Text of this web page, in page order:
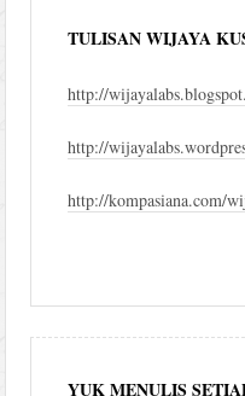
TULISAN WIJAYA
http://
http://
http://kompasiana.com/
YUK MENULIS